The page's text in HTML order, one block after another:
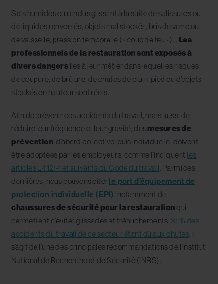
Sols humides ou rendus glissant à la suite de salissures ou
de liquides renversés, objets mal stockés, bris de verre ou
de vaisselle, pression temporelle (« coup de feu »)… Les
professionnels de la restauration sont exposés à
divers dangers liés à leur métier dans lequel les risques
de coupure, de brûlure, de chutes de plain-pied ou d’objets
stockés en hauteur sont réels.
Afin de prévenir ces accidents du travail, mais aussi de
réduire leur fréquence et leur gravité, des mesures de
prévention , d’abord collective, puis individuelle, doivent
être adoptées par les employeurs, comme l’indiquent les
articles L4121-1 et suivants du Code du travail . Parmi ces
dernières, nous pouvons citer le port d’équipement de
protection individuelle (EPI) , notamment de
chaussures de sécurité pour la restaurationqui
permettent d’éviter glissades et trébuchements. 31 % des
accidents du travail de ce secteur étant dû aux chutes , il
s’agit de l’une des principales recommandations de l’Institut
National de Recherche et de Sécurité (INRS).